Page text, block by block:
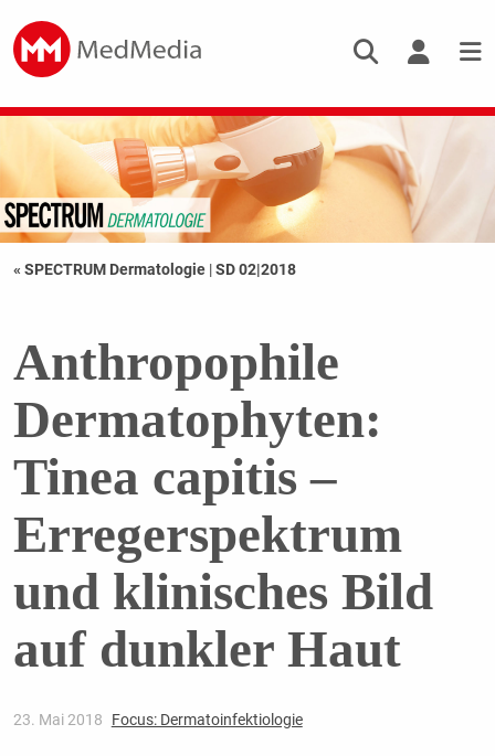
« SPECTRUM Dermatologie |SD 02|2018
Anthropophile
Dermatophyten:
Tinea capitis –
Erregerspektrum
und klinisches Bild
auf dunkler Haut
23. Mai 2018 Focus: Dermatoinfektiologie